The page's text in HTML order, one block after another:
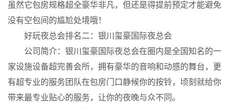
虽然它包房规格超全豪华非凡，但还是得提前预定才能避免
没有空包间的尴尬处境哦！
好玩夜总会排名二：银川玺豪国际夜总会
公司简介：银川玺豪国际夜总会在圈内是全国知名的一
家设施设备超完善会所，拥有豪华的音响和动感的舞台，更
有超专业的服务团队在包房门口静候你的按铃，顷刻就给你
带来最专业贴心的服务，让你的夜晚与众不同。